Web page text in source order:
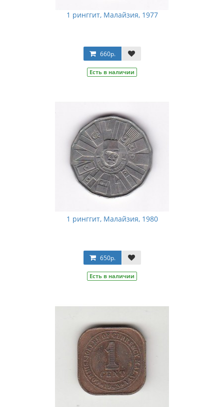
1 ринггит, Малайзия, 1977
660р.
Есть в наличии
1 ринггит, Малайзия, 1980
650р.
Есть в наличии